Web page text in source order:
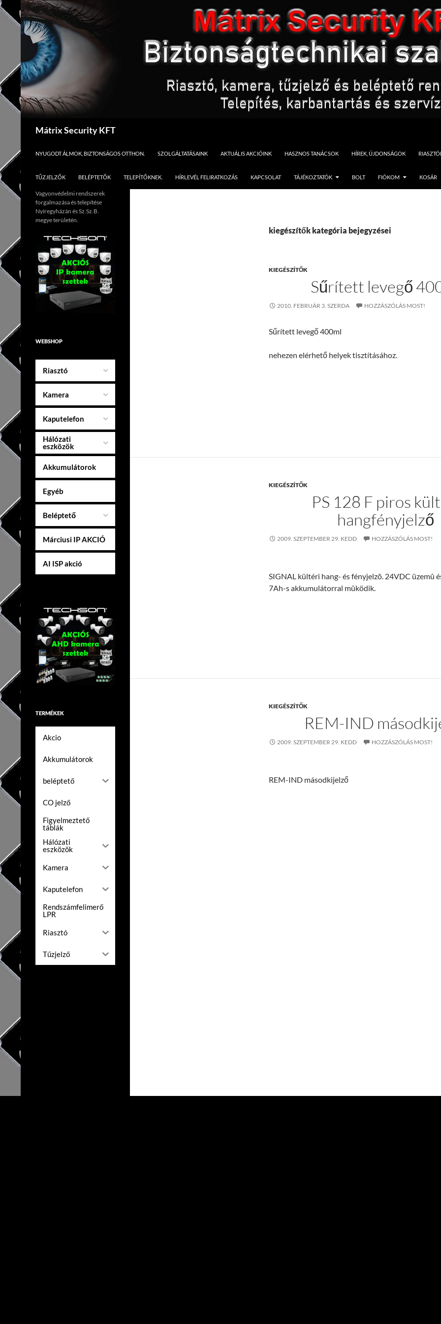
Kilépés
tartalomba
Mátrix Security KFT
NYUGODT ÁLMOK, BIZTONSÁGOS OTTHON. SZOLGÁLTATÁSAINK AKTUÁLIS AKCIÓINK HASZNOS TANÁCSOK HÍREK, ÚJDONSÁGOK
TŰZJELZŐK BELÉPTETŐK TELEPÍTŐKNEK. HÍRLEVÉL FELIRATKOZÁS KAPCSOLAT TÁJÉKOZTATÓK BOLT FIÓKOM KOSÁR
kiegészítők kategória bejegyzései
KIEGÉSZÍTŐK
Sűrített levegő
2010. FEBRUÁR 3. SZERDA HOZZÁSZÓLÁS MOST!
Sűrített levegő 400ml
nehezen elérhető helyek tisztításához.
KIEGÉSZÍTŐK
PS 128 F piros
hangfényjelző
2009. SZEPTEMBER 29. KEDD HOZZÁSZÓLÁS MOST!
SIGNAL kültéri hang- és fényjelzõ. 24VDC üzemû
7Ah-s akkumulátorral mûködik.
KIEGÉSZÍTŐK
REM-IND
2009. SZEPTEMBER 29. KEDD HOZZÁSZÓLÁS MOST!
REM-IND másodkijelző
Vagyonvédelmi rendszerek
forgalmazása és telepítése
Nyíregyházán és Sz.Sz.B.
megye területén.
WEBSHOP
Riasztó
Kamera
Kaputelefon
Hálózati
eszközök
Akkumulátorok
Egyéb
Beléptető
Márciusi IP AKCIÓ
AI ISP akció
TERMÉKEK
Akcio
Akkumulátorok
beléptető
CO jelző
Figyelmeztető
táblák
Hálózati
eszközök
Kamera
Kaputelefon
Rendszámfelimerő
LPR
Riasztó
Tűzjelző